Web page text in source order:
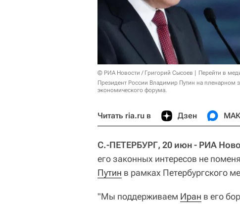
© РИА Новости / Григорий Сысоев
Перейти в
Президент России Владимир Путин на пленарном
экономического форума.
Читать ria.ru в Дзен
С.-ПЕТЕРБУРГ, 20 июн - РИА
его законных интересов не
Путин в рамках Петербургского
"Мы поддерживаем Иран в его